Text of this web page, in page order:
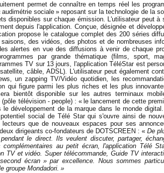
permet de connaître en temps réel les
audimétrie sociale » reposant sur la technologie de la
disponibles sur chaque émission. L'utilisateur peut à
depuis l'application. Conçue, désignée et
propose le catalogue complet des 200 séries
des vidéos, des photos et de nombreuses
alertes en vue des diffusions à venir de chaque
par grande thématique (films, sport,
TV sur 13 jours, l'application TéléStar est
câble, ADSL). L'utilisateur peut également
un zapping TV/Vidéo quotidien, les
qui figure parmi les plus riches et les plus
bientôt disponible sur les autres terminaux
télévision - people) : « le lancement de cette
le développement de la marque dans le monde
social de Télé Star qui s'ouvre ainsi de
que de nouveaux espaces pour ses
dirigeants co-fondateurs de DOTSCREEN : «De
le direct. Ils veulent discuter, partager,
au petit écran, l'application Télé
TV et vidéo. Super télécommande, Guide TV
second écran » par excellence. Nous sommes
groupe Mondadori. »